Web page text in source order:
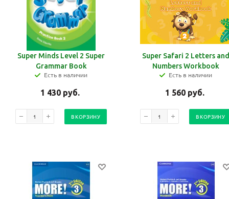
Super Minds Level 2 Super
Grammar Book
Есть в наличии
1 430 руб.
В КОРЗИНУ
Super Safari 2 Letters and
Numbers Workbook
Есть в наличии
1 560 руб.
В КОРЗИНУ